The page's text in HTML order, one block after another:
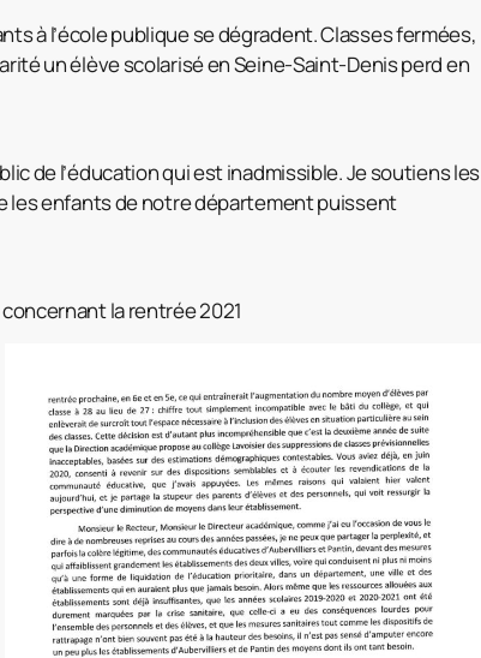
à l’école publique se dégradent. Classes fermées,
un élève scolarisé en Seine-Saint-Denis perd en
de l’éducation qui est inadmissible. Je soutiens les
les enfants de notre département puissent
la rentrée 2021